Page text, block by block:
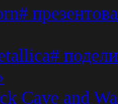
Cave and